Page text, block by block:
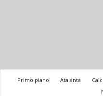
Primo piano Atalanta